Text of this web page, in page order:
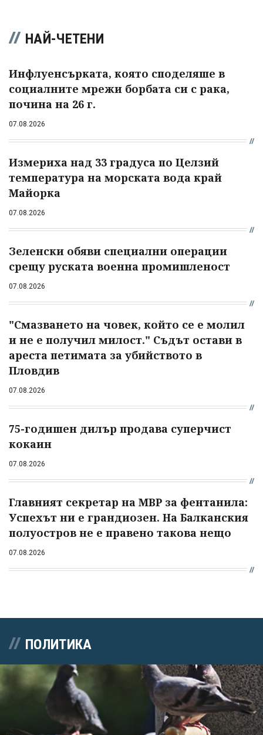
НАЙ-ЧЕТЕНИ
Инфлуенсърката, която споделяше в
социалните мрежи борбата си с рака,
почина на 26 г.
07.08.2026
Измериха над 33 градуса по Целзий
температура на морската вода край
Майорка
07.08.2026
Зеленски обяви специални операции
срещу руската военна промишленост
07.08.2026
"Смазването на човек, който се е молил
и не е получил милост." Съдът остави в
ареста петимата за убийството в
Пловдив
07.08.2026
75-годишен дилър продава суперчист
кокаин
07.08.2026
Главният секретар на МВР за фентанила:
Успехът ни е грандиозен. На Балканския
полуостров не е правено такова нещо
07.08.2026
ПОЛИТИКА